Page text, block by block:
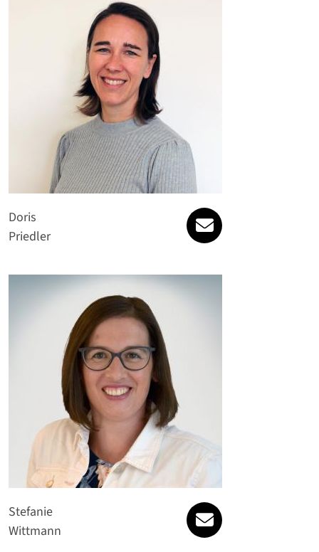
Doris
Priedler
Stefanie
Wittmann